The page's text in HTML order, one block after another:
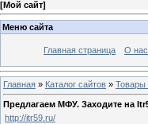
[Мой сайт]
Меню сайта
Главная страница О нас
Главная » Каталог сайтов » Товары
Предлагаем МФУ. Заходите на
http://itr59.ru/